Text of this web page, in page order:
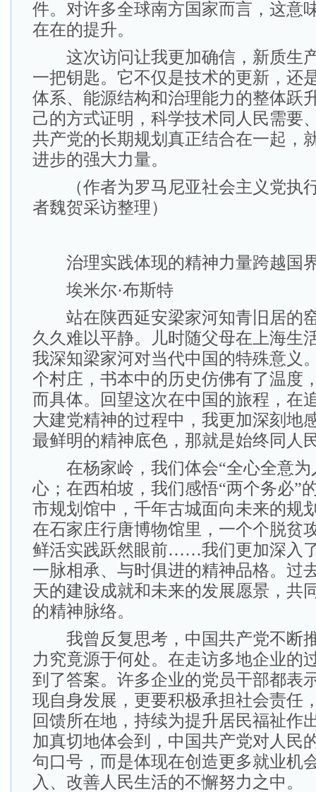
件。对许多全球南方国家而言，这意
在在的提升。
这次访问让我更加确信，新质生
一把钥匙。它不仅是技术的更新，还
体系、能源结构和治理能力的整体跃
己的方式证明，科学技术同人民需要
共产党的长期规划真正结合在一起，
进步的强大力量。
（作者为罗马尼亚社会主义党执
者魏贺采访整理）
治理实践体现的精神力量跨越国
埃米尔·布斯特
站在陕西延安梁家河知青旧居的
久久难以平静。儿时随父母在上海生
我深知梁家河对当代中国的特殊意义
个村庄，书本中的历史仿佛有了温度
而具体。回望这次在中国的旅程，在
大建党精神的过程中，我更加深刻地
最鲜明的精神底色，那就是始终同人
在杨家岭，我们体会“全心全意为
心；在西柏坡，我们感悟“两个务必”
市规划馆中，千年古城面向未来的规
在石家庄行唐博物馆里，一个个脱贫
鲜活实践跃然眼前……我们更加深入
一脉相承、与时俱进的精神品格。过
天的建设成就和未来的发展愿景，共
的精神脉络。
我曾反复思考，中国共产党不断
力究竟源于何处。在走访多地企业的
到了答案。许多企业的党员干部都表
现自身发展，更要积极承担社会责任
回馈所在地，持续为提升居民福祉作
加真切地体会到，中国共产党对人民
句口号，而是体现在创造更多就业机
入、改善人民生活的不懈努力之中。